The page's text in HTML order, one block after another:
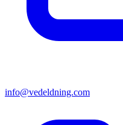
info@vedeldning.com